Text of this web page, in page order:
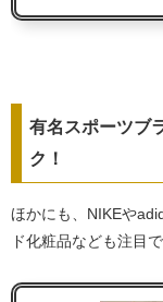
有名スポーツブ
ク！
ほかにも、NIKEや
ド化粧品なども注目で